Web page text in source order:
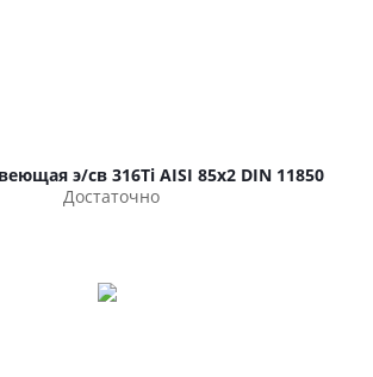
э/св 316Ti AISI 85х2 DIN 11850
Достаточно